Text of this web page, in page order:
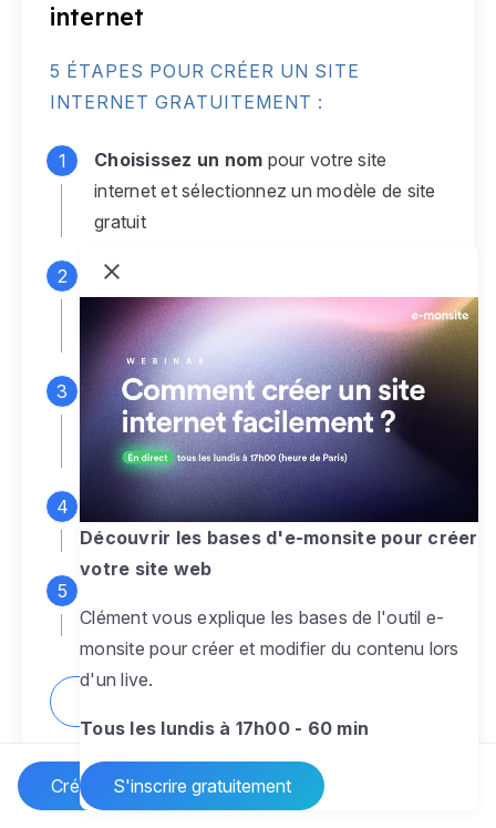
Créer un site Internet
internet
5 ÉTAPES POUR CRÉER UN SITE
INTERNET GRATUITEMENT :
Choisissez un nom pour votre site
internet et sélectionnez un modèle de site
gratuit
Connectez-vous
monsite gratuit pour accéder à votre
espace d'administration
Personnalisez entièrement le
designpour créer un site web sur-mesure,
à votre image
Ajoutez des pagessans limite pour
présenter votre activité, votre passion
pour rendre votre site dynamique
Découvrir les bases d'e-monsite pour créer
votre site web
Clément vous explique les bases de l'outil e-
monsite pour créer et modifier du contenu lors
d'un live.
Tous les lundis à 17h00 - 60 min
S'inscrire gratuitement